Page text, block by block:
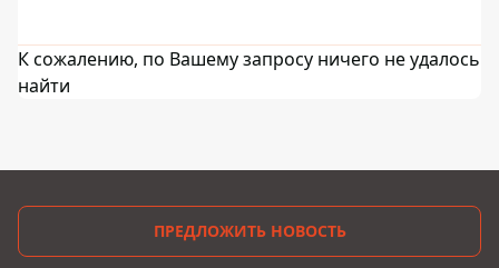
К сожалению, по Вашему запросу ничего не удалось
найти
ПРЕДЛОЖИТЬ НОВОСТЬ